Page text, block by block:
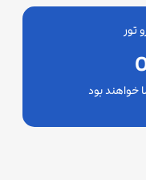
تور
بود